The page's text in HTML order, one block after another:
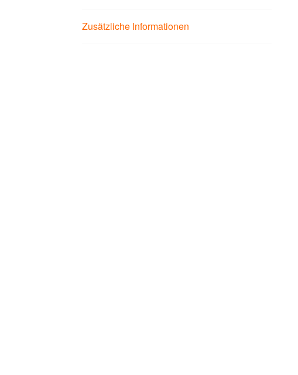
Zusätzliche Informationen